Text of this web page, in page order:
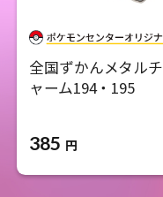
全国ずかんメタルチ
ャーム194・195
385 円